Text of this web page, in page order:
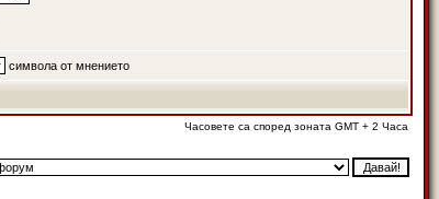
символа от мнението
Часовете са според зоната GMT + 2 Часа